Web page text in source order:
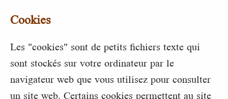
Cookies
Les "cookies" sont de petits fichiers texte qui
sont stockés sur votre ordinateur par le
navigateur web que vous utilisez pour consulter
un site web. Certains cookies permettent au site